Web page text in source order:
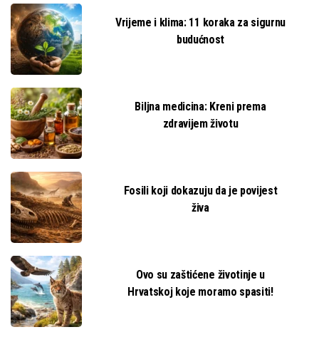
Vrijeme i klima: 11 koraka za sigurnu
budućnost
Biljna medicina: Kreni prema
zdravijem životu
Fosili koji dokazuju da je povijest
živa
Ovo su zaštićene životinje u
Hrvatskoj koje moramo spasiti!